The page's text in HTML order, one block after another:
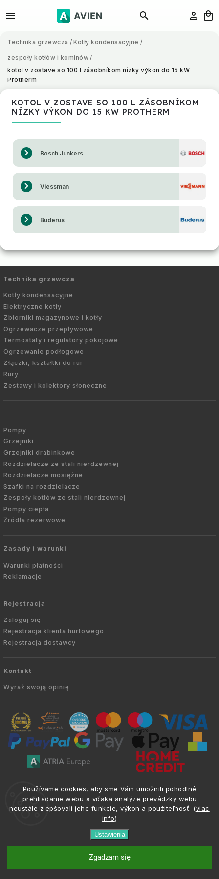
Používame cookies, aby sme Vám umožnili pohodlné
prehliadanie webu a vďaka analýze prevádzky webu
neustále zlepšovali jeho funkcie, výkon a použiteľnosť. (viac
info)
Ustawienia
Zgadzam się
Technika grzewcza / Kotły kondensacyjne /
zespoły kotłów i kominów /
kotol v zostave so 100 l zásobníkom nízky výkon do 15 kW
Protherm
KOTOL V ZOSTAVE SO 100 L ZÁSOBNÍKOM
NÍZKY VÝKON DO 15 KW PROTHERM
Bosch Junkers
Viessman
Buderus
Technika grzewcza
Kotły kondensacyjne
Elektryczne kotły
Zbiorniki magazynowe i kotły
Ogrzewacze przepływowe
Termostaty i regulatory pokojowe
Ogrzewanie podłogowe
Złączki, kształtki do rur
Rury
Zestawy i kolektory słoneczne
Pompy
Grzejniki
Grzejniki drabinkowe
Rozdzielacze ze stali nierdzewnej
Rozdzielacze mosiężne
Szafki na rozdzielacze
Zespoły kotłów ze stali nierdzewnej
Pompy ciepła
Źródła rezerwowe
Zasady i warunki
Warunki płatności
Reklamacje
Rejestracja
Zaloguj się
Rejestracja klienta hurtowego
Rejestracja dostawcy
Kontakt
Wyraź swoją opinię
prawa zastrzeżone.
+421 917 133 662